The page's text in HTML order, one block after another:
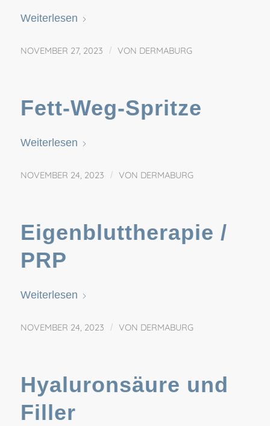
Weiterlesen
NOVEMBER 27, 2023 / VON DERMABURG
Fett-Weg-Spritze
Weiterlesen
NOVEMBER 24, 2023 / VON DERMABURG
Eigenbluttherapie /
PRP
Weiterlesen
NOVEMBER 24, 2023 / VON DERMABURG
Hyaluronsäure und
Filler